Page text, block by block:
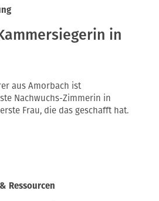
in
aus Amorbach ist
Nachwuchs-Zimmerin in
Frau, die das geschafft hat.
Ressourcen